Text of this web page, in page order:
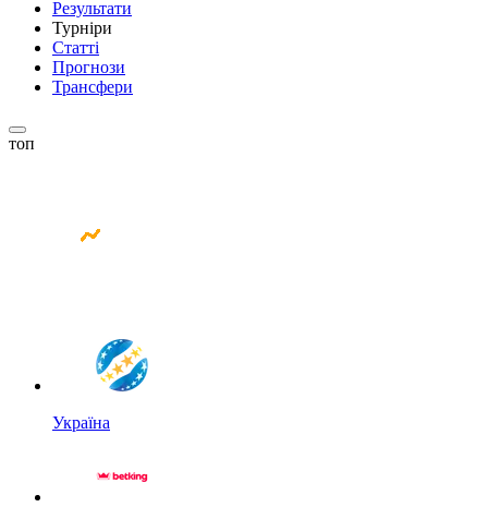
Результати
Турніри
Статті
Прогнози
Трансфери
топ
Україна